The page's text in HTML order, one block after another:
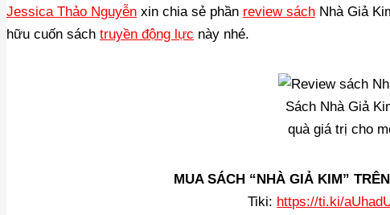
Jessica Thảo Nguyễn xin chia sẻ phần review sách Nhà Giả
hữu cuốn sách truyền động lực này nhé.
Sách Nhà Giả
quà giá trị cho
MUA SÁCH “NHÀ GIẢ KIM”
Tiki: https://ti.ki/